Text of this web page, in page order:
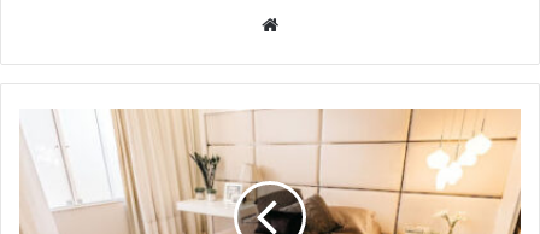
b
s
i
t
e